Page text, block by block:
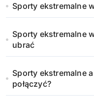
Sporty ekstremalne
Sporty ekstremalne
ubrać
Sporty ekstremalne
połączyć?